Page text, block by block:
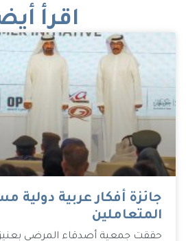
اقرأ
جائزة أفكار عربية دولية
المتعاملين
حققت جمعية أصدقاء المرضى بعنيزة